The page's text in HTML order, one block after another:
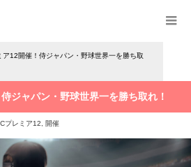
ア12開催！侍ジャパン・野球世界一を勝ち取
ジャパン・野球世界一を勝ち取れ！
プレミア12 開催